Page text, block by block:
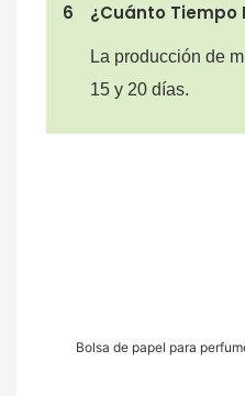
6 ¿Cuánto Tiempo
La producción de
15 y 20 días.
Bolsa de papel para